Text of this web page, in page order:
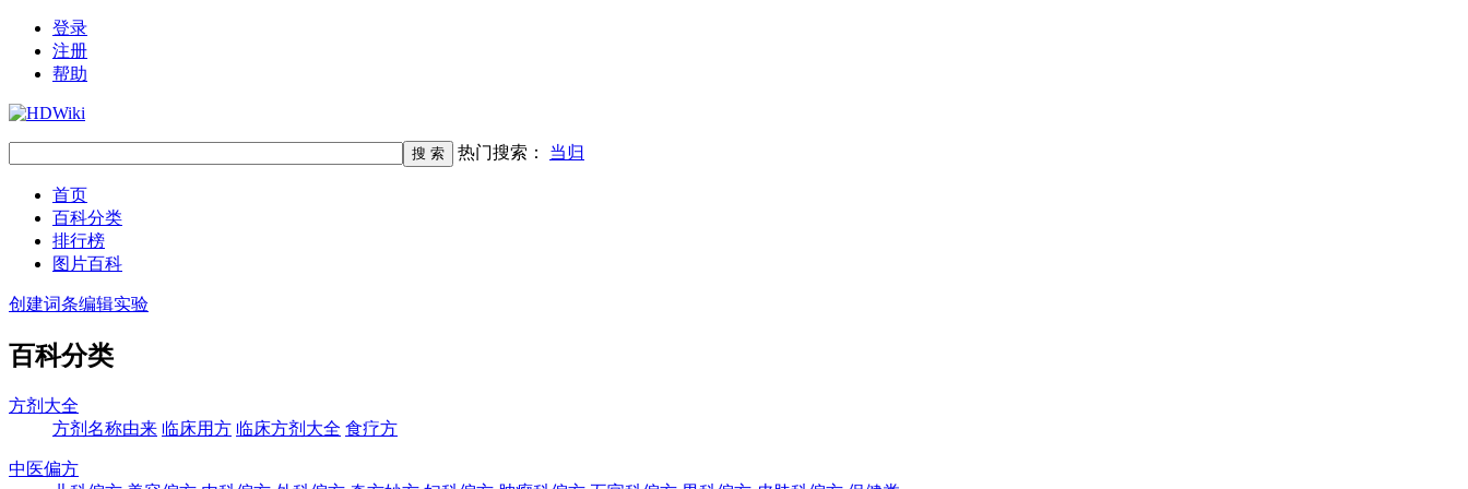
登录
注册
帮助
热门搜索： 当归
首页
百科分类
排行榜
图片百科
创建词条编辑实验
百科分类
方剂大全
方剂名称由来 临床用方 临床方剂大全 食疗方
中医偏方